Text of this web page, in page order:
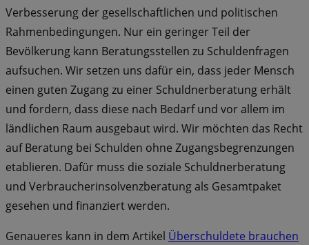
Verbesserung der gesellschaftlichen und politischen
Rahmenbedingungen. Nur ein geringer Teil der
Bevölkerung kann Beratungsstellen zu Schuldenfragen
aufsuchen. Wir setzen uns dafür ein, dass jeder Mensch
einen guten Zugang zu einer Schuldnerberatung erhält
und fordern, dass diese nach Bedarf und vor allem im
ländlichen Raum ausgebaut wird. Wir möchten das Recht
auf Beratung bei Schulden ohne Zugangsbegrenzungen
etablieren. Dafür muss die soziale Schuldnerberatung
und Verbraucherinsolvenzberatung als Gesamtpaket
gesehen und finanziert werden.
Genaueres kann in dem Artikel Überschuldete brauchen